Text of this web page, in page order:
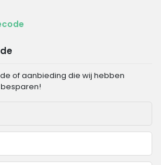
of aanbieding die wij hebben